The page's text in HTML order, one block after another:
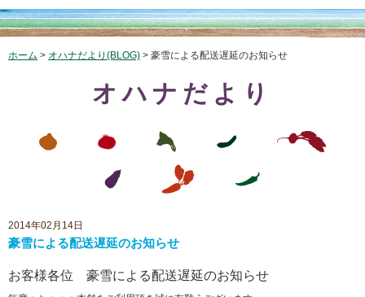
ホーム オハナだより(BLOG) 豪雪による配送遅延のお知らせ
オハナだより
2014年02月14日
豪雪による配送遅延のお知らせ
お客様各位 豪雪による配送遅延のお知らせ